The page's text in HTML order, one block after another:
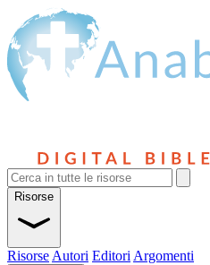
Risorse
Risorse Autori Editori Argomenti